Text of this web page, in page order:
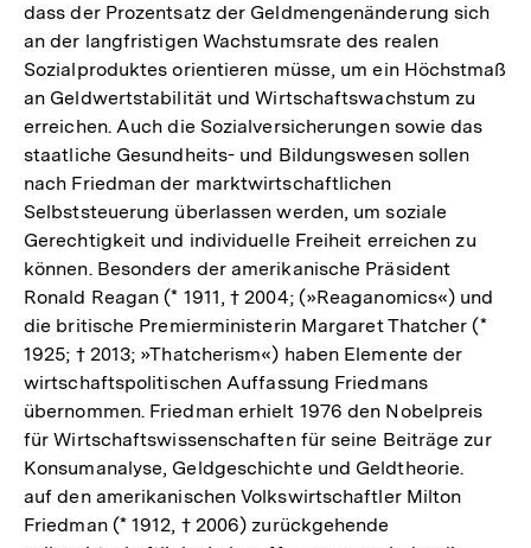
dass der Prozentsatz der Geldmengenänderung sich
an der langfristigen Wachstumsrate des realen
Sozialproduktes orientieren müsse, um ein Höchstmaß
an Geldwertstabilität und Wirtschaftswachstum zu
erreichen. Auch die Sozialversicherungen sowie das
staatliche Gesundheits- und Bildungswesen sollen
nach Friedman der marktwirtschaftlichen
Selbststeuerung überlassen werden, um soziale
Gerechtigkeit und individuelle Freiheit erreichen zu
können. Besonders der amerikanische Präsident
Ronald Reagan (* 1911, † 2004; (»Reaganomics«) und
die britische Premierministerin Margaret Thatcher (*
1925; † 2013; »Thatcherism«) haben Elemente der
wirtschaftspolitischen Auffassung Friedmans
übernommen. Friedman erhielt 1976 den Nobelpreis
für Wirtschaftswissenschaften für seine Beiträge zur
Konsumanalyse, Geldgeschichte und Geldtheorie.
auf den amerikanischen Volkswirtschaftler Milton
Friedman (* 1912, † 2006) zurückgehende